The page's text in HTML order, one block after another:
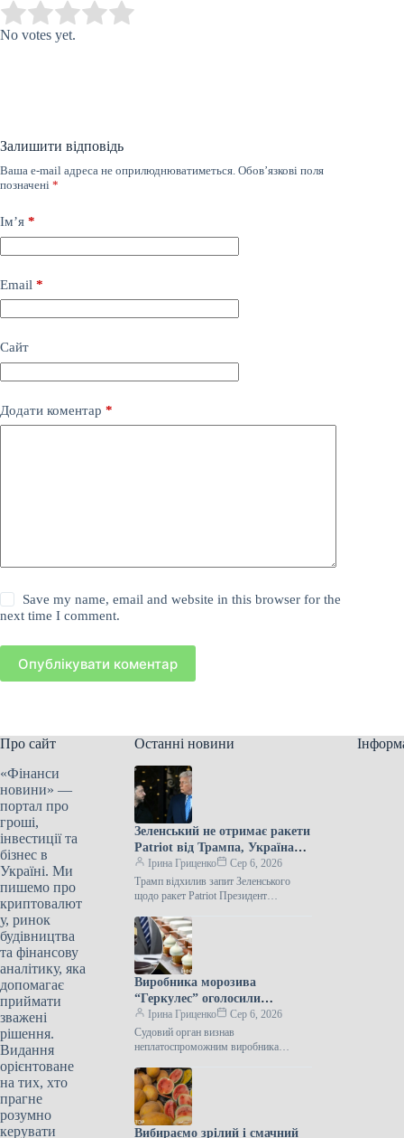
Rate this item:
No votes yet.
Залишити відповідь
Ваша e-mail адреса не оприлюднюватиметься. Обов’язкові поля
позначені *
Ім’я *
Email *
Сайт
Додати коментар *
Save my name, email and website in this browser for the
next time I comment.
Опублікувати коментар
Про сайт
«Фінанси
новини» —
портал про
гроші,
інвестиції та
бізнес в
Україні. Ми
пишемо про
криптовалют
у, ринок
будівництва
та фінансову
аналітику, яка
допомагає
приймати
зважені
рішення.
Видання
орієнтоване
на тих, хто
прагне
розумно
керувати
Останні новини
Зеленський не отримає ракети
Patriot від Трампа, Україна
залишилася без них.
Ірина Гриценко
Сер 6, 2026
Трамп відхилив запит Зеленського
щодо ракет Patriot Президент
задовольнив прохання Володимира
Зеленського про передачу Україні
Виробника морозива
“Геркулес” оголосили
банкрутом через борги на
мільярди.
Ірина Гриценко
Сер 6, 2026
Судовий орган визнав
неплатоспроможним виробника
Донецької області оголосив банкрутом
приватне акціонерне товариство
“Геркулес” — колишнього
Вибираємо зрілий і смачний